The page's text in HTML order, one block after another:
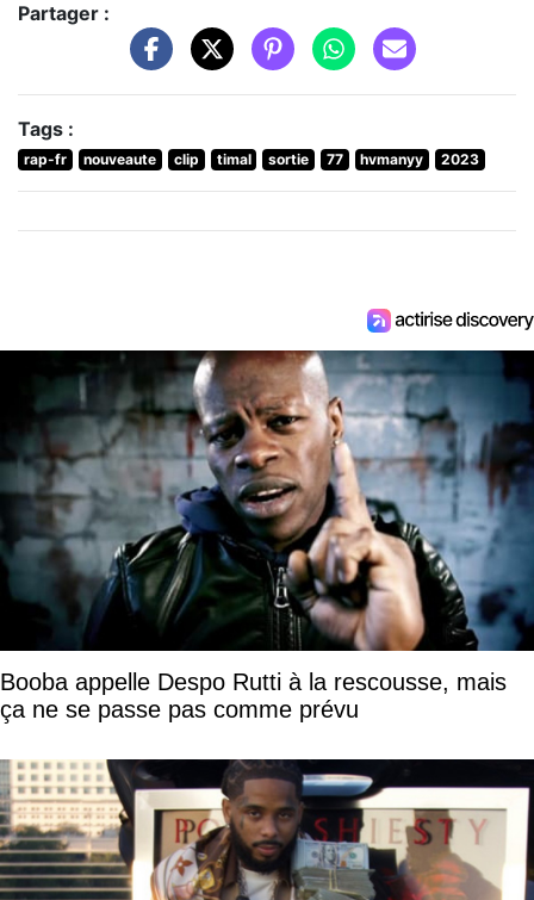
Partager :
Tags :
rap-fr nouveaute clip timal sortie 77 hvmanyy 2023
Booba appelle Despo Rutti à la rescousse, mais
ça ne se passe pas comme prévu